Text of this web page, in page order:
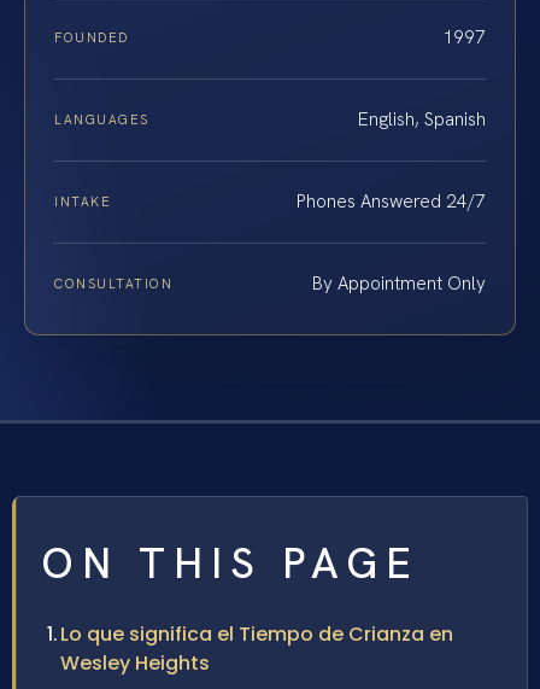
FOUNDED 1997
LANGUAGES English, Spanish
INTAKE Phones Answered 24/7
CONSULTATION By Appointment Only
ON THIS PAGE
Lo que significa el Tiempo de Crianza en
Wesley Heights